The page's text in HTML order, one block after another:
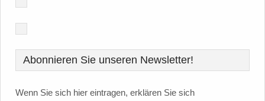
Abonnieren Sie unseren Newsletter!
Wenn Sie sich hier eintragen, erklären Sie sich